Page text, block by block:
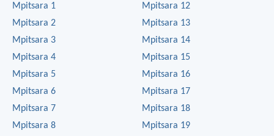
Mpitsara 1
Mpitsara 2
Mpitsara 3
Mpitsara 4
Mpitsara 5
Mpitsara 6
Mpitsara 7
Mpitsara 8
Mpitsara 12
Mpitsara 13
Mpitsara 14
Mpitsara 15
Mpitsara 16
Mpitsara 17
Mpitsara 18
Mpitsara 19